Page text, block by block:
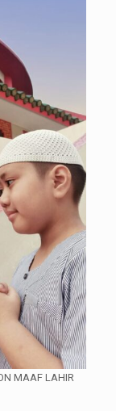
MAAF LAHIR